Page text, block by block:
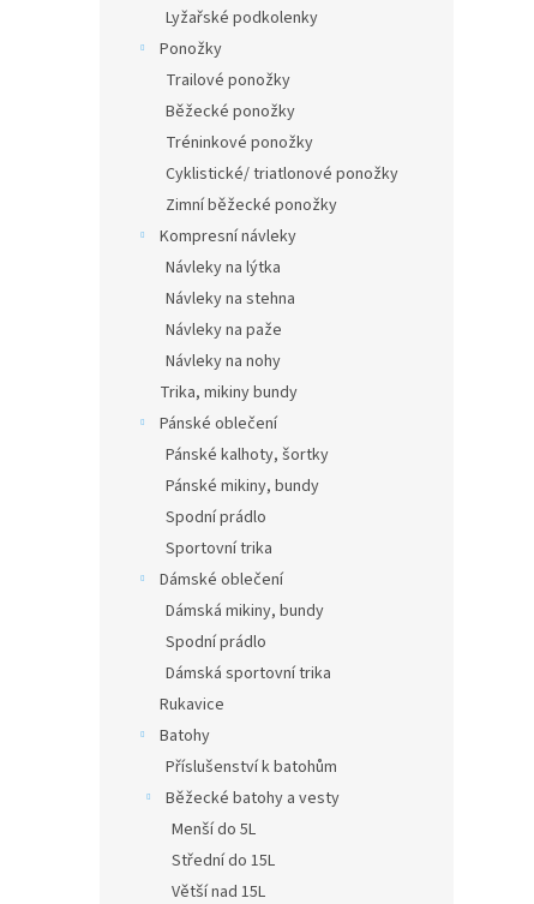
Lyžařské podkolenky
Ponožky
Trailové ponožky
Běžecké ponožky
Tréninkové ponožky
Cyklistické/ triatlonové ponožky
Zimní běžecké ponožky
Kompresní návleky
Návleky na lýtka
Návleky na stehna
Návleky na paže
Návleky na nohy
Trika, mikiny bundy
Pánské oblečení
Pánské kalhoty, šortky
Pánské mikiny, bundy
Spodní prádlo
Sportovní trika
Dámské oblečení
Dámská mikiny, bundy
Spodní prádlo
Dámská sportovní trika
Rukavice
Batohy
Příslušenství k batohům
Běžecké batohy a vesty
Menší do 5L
Střední do 15L
Větší nad 15L